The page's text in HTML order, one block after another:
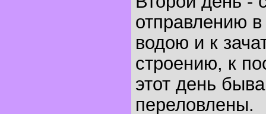
отправлению
водою и к
строению, к
этот день
переловлены.